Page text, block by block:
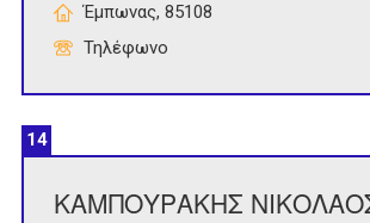
Έμπωνας, 85108
Τηλέφωνο
14
ΚΑΜΠΟΥΡΑΚΗΣ